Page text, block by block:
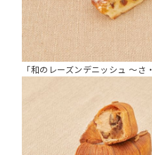
「和のレーズンデニッシュ ～さ